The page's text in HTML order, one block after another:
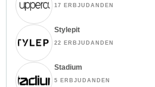
17 ERBJUDANDEN
Stylepit
22 ERBJUDANDEN
Stadium
5 ERBJUDANDEN